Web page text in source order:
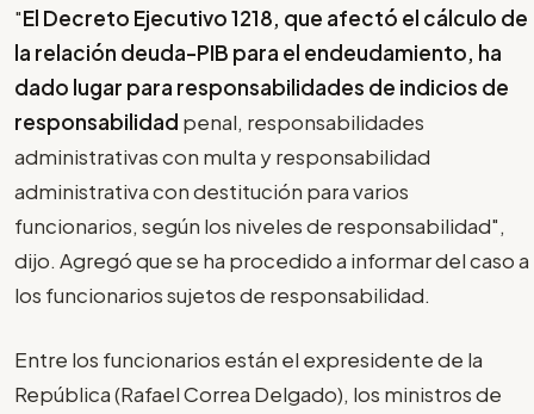
"El Decreto Ejecutivo 1218, que afectó el cálculo de
la relación deuda-PIB para el endeudamiento, ha
dado lugar para responsabilidades de indicios de
responsabilidad penal, responsabilidades
administrativas con multa y responsabilidad
administrativa con destitución para varios
funcionarios, según los niveles de responsabilidad",
dijo. Agregó que se ha procedido a informar del caso a
los funcionarios sujetos de responsabilidad.
Entre los funcionarios están el expresidente de la
República (Rafael Correa Delgado), los ministros de